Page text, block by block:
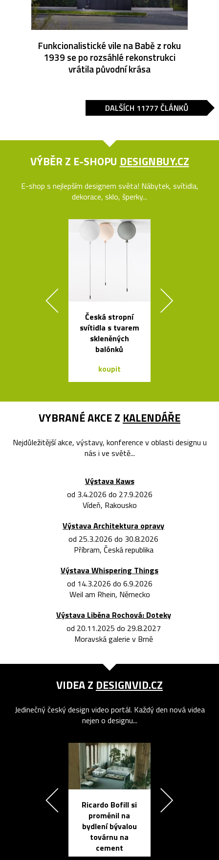
Funkcionalistické vile na Babě z roku
1939 se po rozsáhlé rekonstrukci
vrátila původní krása
DALŠÍCH 11777 ČLÁNKŮ
VÝBĚR Z E-SHOPU DESIGNBUY.CZ
E-shop s nejlepším designem světa! Nábytek, svítidla,
dekorace, sklo, šperky...
Česká stropní
svítidla s tvarem
skleněných
balónků
koupit
VYBRANÉ AKCE Z KALENDÁŘE
Nejdůležitější akce, výstavy, konference v oblasti designu u
nás i ve světě...
Výstava Kaws
od 3.4.2026 do 27.9.2026
Vídeň, Rakousko
Výstava Architektura opravy
od 25.3.2026 do 30.8.2026
Příbram, Česká republika
Výstava Whispering Things
od 14.3.2026 do 6.9.2026
Weil am Rhein, Německo
Výstava Liběna Rochová: Doteky
od 20.11.2025 do 29.8.2027
Moravská galerie v Brně
VIDEA Z DESIGNVID.CZ
Jedinečný český design video portál. Každý den nová videa
nejen o designu...
Ricardo Bofill si
proměnil na
bydlení bývalou
továrnu na
cement